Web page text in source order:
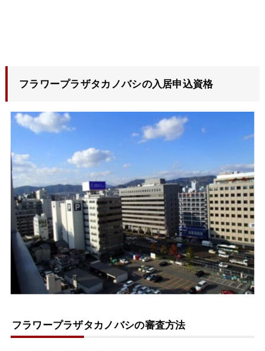
フラワープラザタカノバシの入居申込資格
フラワープラザタカノバシの審査方法